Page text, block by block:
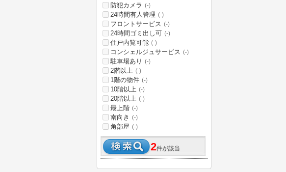
防犯カメラ (-)
24時間有人管理 (-)
フロントサービス (-)
24時間ゴミ出し可 (-)
住戸内覧可能 (-)
コンシェルジュサービス (-)
駐車場あり (-)
2階以上 (-)
1階の物件 (-)
10階以上 (-)
20階以上 (-)
最上階 (-)
南向き (-)
角部屋 (-)
2件が該当